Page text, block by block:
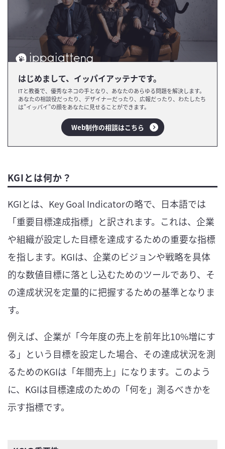
はじめまして、イッパイアッテナです。
ITと教養で、優秀なネコの手となり、あなたのあらゆる問題を解決します。
あなたの相談役だったり、デザイナーだったり、広報だったり、わたしたち
は”イッパイ”の顔をあなたに見せることができます。
Web制作の相談はこちら
KGIとは何か？
KGIとは、Key Goal Indicatorの略で、日本語では
「重要目標達成指標」と訳されます。これは、企業
や組織が設定した目標を達成するための重要な指標
を指します。KGIは、企業のビジョンや戦略を具体
的な数値目標に落とし込むためのツールであり、そ
の達成状況を定量的に把握するための基準となりま
す。
例えば、企業が「今年度の売上を前年比10%増にす
る」という目標を設定した場合、その達成状況を測
るためのKGIは「年間売上」になります。このよう
に、KGIは目標達成のための「何を」測るべきかを
示す指標です。